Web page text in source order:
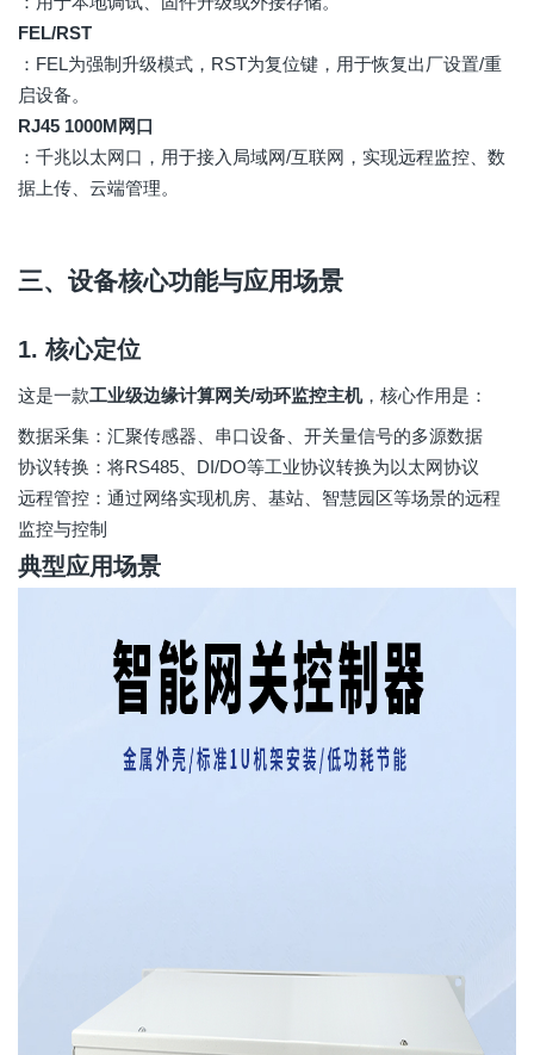
FEL/RST
：FEL为强制升级模式，RST为复位键，用于恢复出厂设置/重
启设备。
RJ45 1000M网口
：千兆以太网口，用于接入局域网/互联网，实现远程监控、数
据上传、云端管理。
三、设备核心功能与应用场景
1. 核心定位
这是一款工业级边缘计算网关/动环监控主机，核心作用是：
数据采集：汇聚传感器、串口设备、开关量信号的多源数据
协议转换：将RS485、DI/DO等工业协议转换为以太网协议
远程管控：通过网络实现机房、基站、智慧园区等场景的远程
监控与控制
典型应用场景